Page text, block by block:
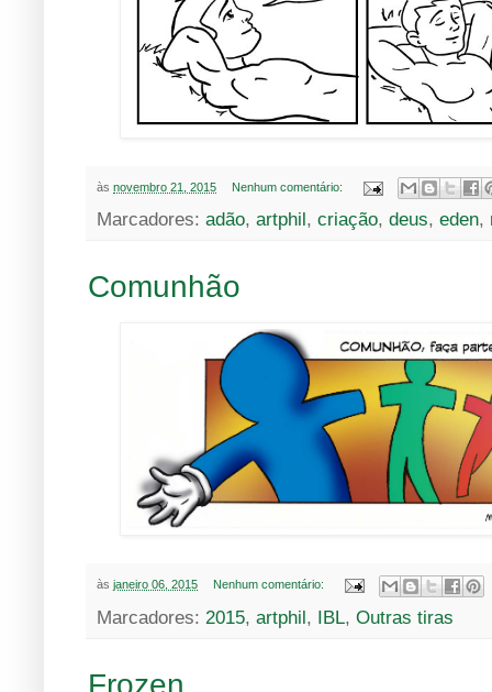
às novembro 21, 2015 Nenhum comentário:
Marcadores: adão, artphil , criação, deus, eden,
Comunhão
às janeiro 06, 2015 Nenhum comentário:
Marcadores: 2015, artphil, IBL, Outras tiras
Frozen